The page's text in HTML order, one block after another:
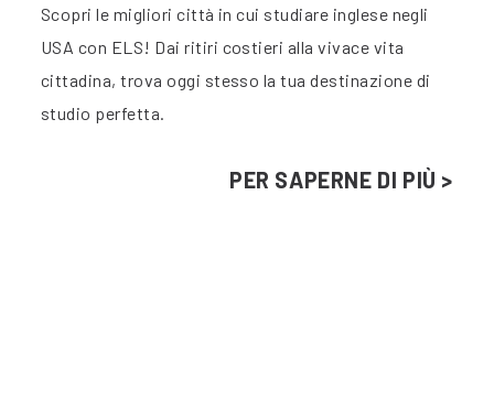
Scopri le migliori città in cui studiare inglese negli
USA con ELS! Dai ritiri costieri alla vivace vita
cittadina, trova oggi stesso la tua destinazione di
studio perfetta.
PER SAPERNE DI PIÙ >